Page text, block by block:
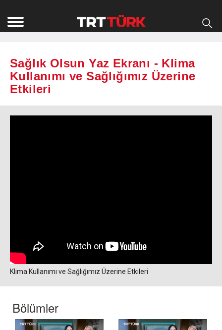
Sağlık Olsun Yaz Ekranı - Klima
Kullanımı ve Sağlığımız Üzerine
Etkileri
Klima Kullanımı ve Sağlığımız Üzerine Etkileri
Bölümler